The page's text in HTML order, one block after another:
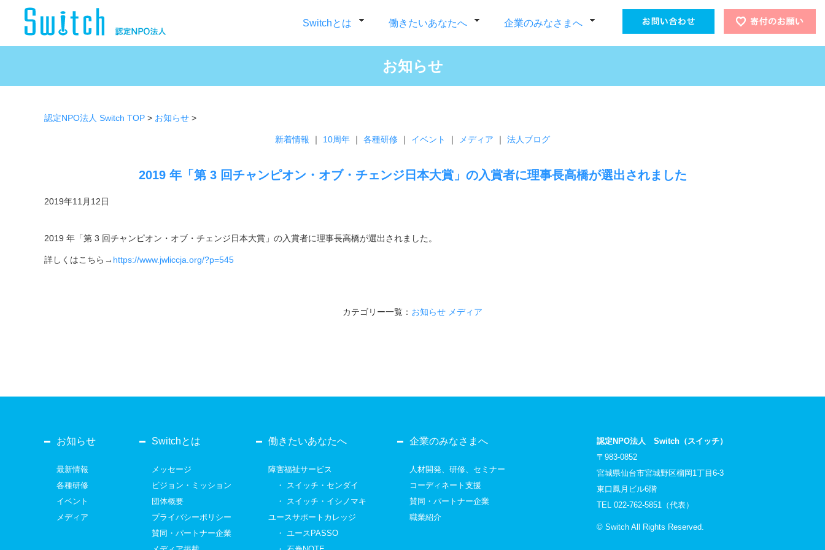
Switchとは 働きたいあなたへ 企業のみなさまへ
お知らせ
認定NPO法人 Switch TOP > お知らせ >
新着情報 ｜ 10周年 ｜ 各種研修 ｜ イベント ｜ メディア ｜ 法人ブログ
2019 年「第 3 回チャンピオン・オブ・チェンジ日本大賞」の入賞者に理事長高橋が選出されました
2019年11月12日
2019 年「第 3 回チャンピオン・オブ・チェンジ日本大賞」の入賞者に理事長高橋が選出されました。
詳しくはこちら→ https://www.jwliccja.org/?p=545
カテゴリー一覧： お知らせ メディア
お知らせ
最新情報
各種研修
イベント
メディア
Switchとは
メッセージ
ビジョン・ミッション
団体概要
プライバシーポリシー
賛同・パートナー企業
働きたいあなたへ
障害福祉サービス
・ スイッチ・センダイ
・ スイッチ・イシノマキ
ユースサポートカレッジ
・ ユースPASSO
企業のみなさまへ
人材開発、研修、セミナー
コーディネート支援
賛同・パートナー企業
職業紹介
認定NPO法人 Switch（スイッチ）
〒983-0852
宮城県仙台市宮城野区榴岡1丁目6-3
東口鳳月ビル6階
TEL 022-762-5851（代表）
© Switch All Rights Reserved.